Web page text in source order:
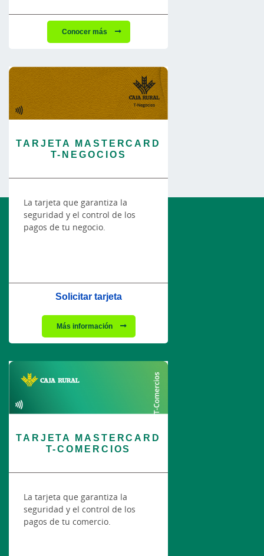
Conocer más
TARJETA MASTERCARD
T-NEGOCIOS
La tarjeta que garantiza la
seguridad y el control de los
pagos de tu negocio.
Solicitar tarjeta
Más información
TARJETA MASTERCARD
T-COMERCIOS
La tarjeta que garantiza la
seguridad y el control de los
pagos de tu comercio.